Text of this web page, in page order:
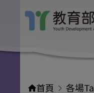
首頁 各場